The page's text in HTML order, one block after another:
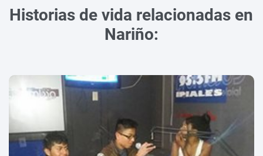
Historias de vida relacionadas en
Nariño: